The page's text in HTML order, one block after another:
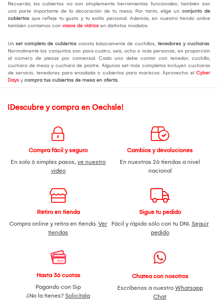
Recuerda, los cubiertos no son simplemente herramientas funcionales; también son
una parte importante de la decoración de tu mesa. Por tanto, elige un conjunto de
cubiertos que refleje tu gusto y tu estilo personal. Además, en nuestra tienda online
también contamos con vasos de vidrios en distintos modelos.
Un set completo de cubiertos consta básicamente de cuchillos, tenedores y cucharas.
Normalmente los conjuntos son para cuatro, seis, ocho o más personas, en proporción
al número de piezas por comensal. Cada uno debe contar con tenedor, cuchillo,
cuchara de mesa y cuchara de postre. Algunos set más completos incluyen cucharas
de servicio, tenedores para ensalada o cubiertos para mariscos. Aprovecha el Cyber
Days y compra tus cubiertos de mesa en oferta.
¡Descubre y compra en Oechsle!
Compra fácil y seguro
En solo 6 simples pasos, ve nuestro
video
Cambios y devoluciones
En nuestras 26 tiendas a nivel
nacional
Retiro en tienda
Compra online y retira en tienda. Ver
tiendas
Sigue tu pedido
Fácil y rápido sólo con tu DNI. Seguir
pedido
Hasta 36 cuotas
Pagando con Sip
¿No la tienes? Solicítala
Chatea con nosotros
Escríbenos a nuestro Whatsapp
Chat